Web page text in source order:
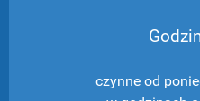
czynne od